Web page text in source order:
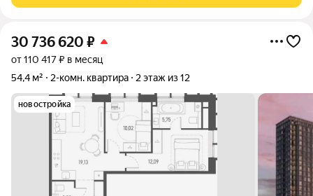
30 736 620 ₽
от 110 417 ₽ в месяц
54,4 м²
2-комн. квартира 2 этаж из 12
новостройка